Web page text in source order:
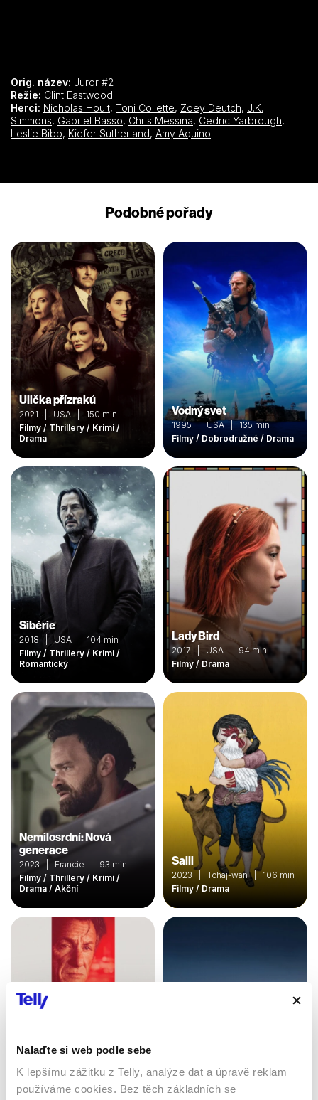
Nalaďte si web podle sebe
K lepšímu zážitku z Telly, analýze dat a úpravě reklam
používáme cookies. Bez těch základních se
Orig. název: Juror #2
Režie: Clint Eastwood
Herci: Nicholas Hoult, Toni Collette, Zoey Deutch, J.K.
Simmons, Gabriel Basso, Chris Messina, Cedric Yarbrough,
Leslie Bibb, Kiefer Sutherland, Amy Aquino
Podobné pořady
Ulička přízraků
2021 | USA | 150 min
Filmy / Thrillery / Krimi /
Drama
Vodný svet
1995 | USA | 135 min
Filmy / Dobrodružné / Drama
Sibérie
2018 | USA | 104 min
Filmy / Thrillery / Krimi /
Romantický
Lady Bird
2017 | USA | 94 min
Filmy / Drama
Nemilosrdní: Nová
generace
2023 | Francie | 93 min
Filmy / Thrillery / Krimi /
Drama / Akční
Salli
2023 | Tchaj-wan | 106 min
Filmy / Drama
Asfaltové město
2014 | USA, Bulharsko,
Kanada | 109 min